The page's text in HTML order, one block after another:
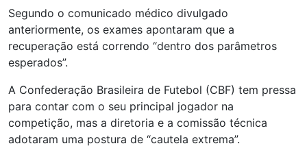
Segundo o comunicado médico divulgado
anteriormente, os exames apontaram que a
recuperação está correndo “dentro dos parâmetros
esperados”.
A Confederação Brasileira de Futebol (CBF) tem pressa
para contar com o seu principal jogador na
competição, mas a diretoria e a comissão técnica
adotaram uma postura de “cautela extrema”.